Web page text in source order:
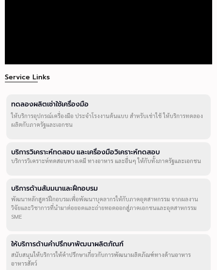
Service Links
ทดลองผลิตเช่าใช้เครื่องมือ
ให้บริการอุปกรณ์เครื่องมือ ประจำโรงงานต้นแบบ สำหรับเช่าใช้ ให้บริการทดลอง
ผลิตกับภาครัฐและเอกชน
บริการวิเคราะห์ทดสอบ และเครื่องมือวิเคราะห์ทดสอบ
บริการวิเคราะห์ทดสอบทางเคมี ทางอาหาร และอื่นๆ ให้กับทั้งภาครัฐและเอกชน
บริการด้านสัมมนาและฝึกอบรม
พัฒนาหลักสูตรฝึกอบรมเพื่อพัฒนาบุคลากรให้กับภาคอุตสาหกรรม จากผลงาน
วิจัยและวิชาการที่นำมาต่อยอดและถ่ายทอดออกสู่ภาคเอกชนและอุตสาหกรรม
SME
ให้บริการด้านคำปรึกษาพัฒนาผลิตภัณฑ์
สนับสนุนให้บริการให้คำปรึกษาเกี่ยวกับการพัฒนาผลิตภัณฑ์ทางด้านอาหาร
อาหารสัตว์